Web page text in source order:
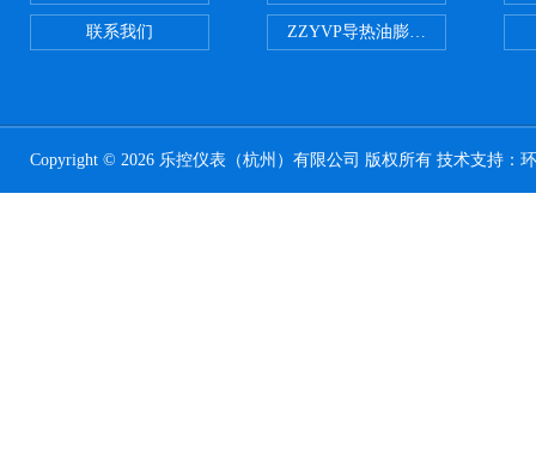
联系我们 ZZYVP导热油膨胀槽氮封阀
Copyright © 2026 乐控仪表（杭州）有限公司 版权所有 技术支持：